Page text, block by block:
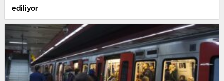
ediliyor